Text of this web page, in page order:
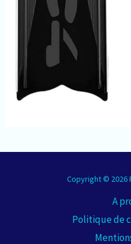
Copyright © 2026
A
Politique de